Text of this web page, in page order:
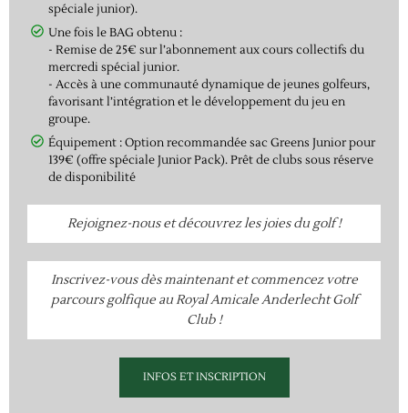
spéciale junior).
Une fois le BAG obtenu :
- Remise de 25€ sur l’abonnement aux cours collectifs du
mercredi spécial junior.
- Accès à une communauté dynamique de jeunes golfeurs,
favorisant l’intégration et le développement du jeu en
groupe.
Équipement : Option recommandée sac Greens Junior pour
139€ (offre spéciale Junior Pack). Prêt de clubs sous réserve
de disponibilité
Rejoignez-nous et découvrez les joies du golf !
Inscrivez-vous dès maintenant et commencez votre
parcours golfique au Royal Amicale Anderlecht Golf
Club !
INFOS ET INSCRIPTION